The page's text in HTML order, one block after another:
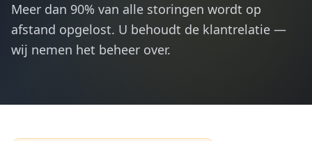
Meer dan 90% van alle storingen wordt op
afstand opgelost. U behoudt de klantrelatie —
wij nemen het beheer over.